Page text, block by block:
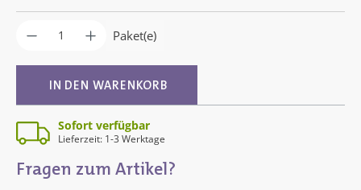
Produkt Anzahl: Gib den gewünschten
Paket(e)
IN DEN WARENKORB
Sofort verfügbar
Lieferzeit: 1-3 Werktage
Fragen zum Artikel?